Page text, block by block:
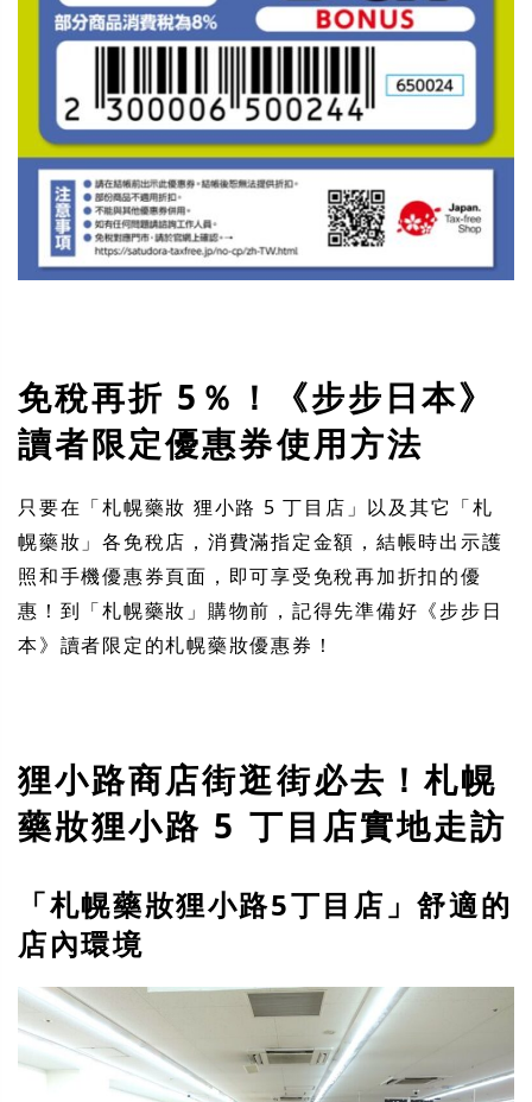
免稅再折 5％！《步步日本》
讀者限定優惠券使用方法
只要在「札幌藥妝 狸小路 5 丁目店」以及其它「札
幌藥妝」各免稅店，消費滿指定金額，結帳時出示護
照和手機優惠券頁面，即可享受免稅再加折扣的優
惠！到「札幌藥妝」購物前，記得先準備好《步步日
本》讀者限定的札幌藥妝優惠券！
狸小路商店街逛街必去！札幌
藥妝狸小路 5 丁目店實地走訪
「札幌藥妝狸小路5丁目店」舒適的
店內環境